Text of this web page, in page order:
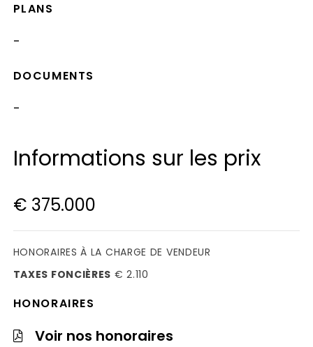
PLANS
-
DOCUMENTS
-
Informations sur les prix
€ 375.000
HONORAIRES À LA CHARGE DE VENDEUR
TAXES FONCIÈRES € 2.110
HONORAIRES
Voir nos honoraires